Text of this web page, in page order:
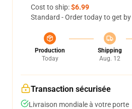
Cost to ship:$6.99
Standard - Order today to get by
Production
Today
Shipping
Aug. 12
Transaction sécurisée
Livraison mondiale à votre porte